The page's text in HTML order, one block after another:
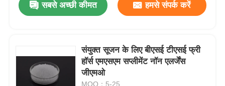
एमएसएम पाउडर
एमएसएम मिथाइलसल्फोनीलमीथेन
एमएसएम डाइमिथाइल सल्फोन
सबसे अच्छी कीमत हमसे संपर्क करें
संयुक्त सूजन के लिए बीएसई टीएसई फ्री
हॉर्स एमएसएम सप्लीमेंट नॉन एलर्जेंस
जीएमओ
MOQ：5-25